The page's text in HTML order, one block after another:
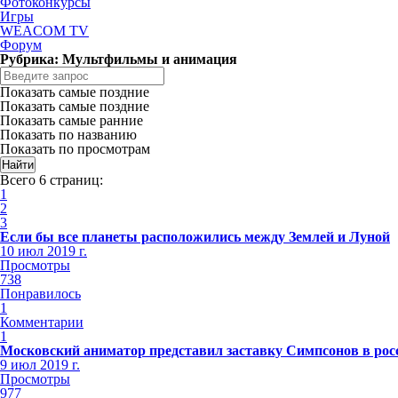
Игры
WEACOM TV
Форум
Рубрика: Мультфильмы и анимация
Показать самые поздние
Показать самые поздние
Показать самые ранние
Показать по названию
Показать по просмотрам
Всего 6 страниц:
1
2
3
Если бы все планеты расположились между Землей и Луной
10 июл 2019 г.
Просмотры
738
Понравилось
1
Комментарии
1
Московский аниматор представил заставку Симпсонов в
9 июл 2019 г.
Просмотры
977